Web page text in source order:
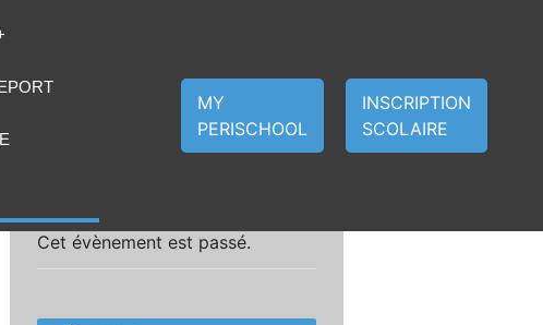
MY
PERISCHOOL
INSCRIPTION
SCOLAIRE
Cet évènement est passé.